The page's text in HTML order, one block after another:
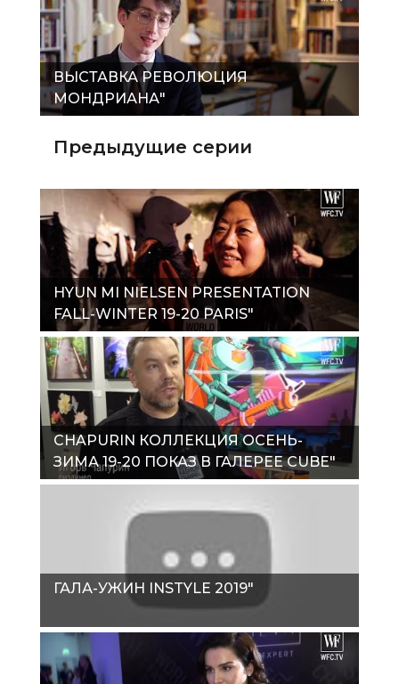
ВЫСТАВКА РЕВОЛЮЦИЯ
МОНДРИАНА"
Предыдущие серии
HYUN MI NIELSEN PRESENTATION
FALL-WINTER 19-20 PARIS"
CHAPURIN КОЛЛЕКЦИЯ ОСЕНЬ-
ЗИМА 19-20 ПОКАЗ В ГАЛЕРЕЕ CUBE"
ГАЛА-УЖИН INSTYLE 2019"